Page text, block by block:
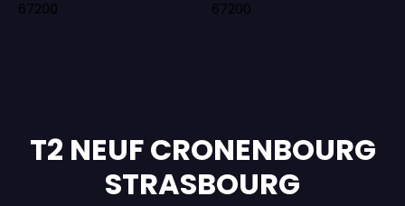
T2 NEUF CRONENBOURG
STRASBOURG